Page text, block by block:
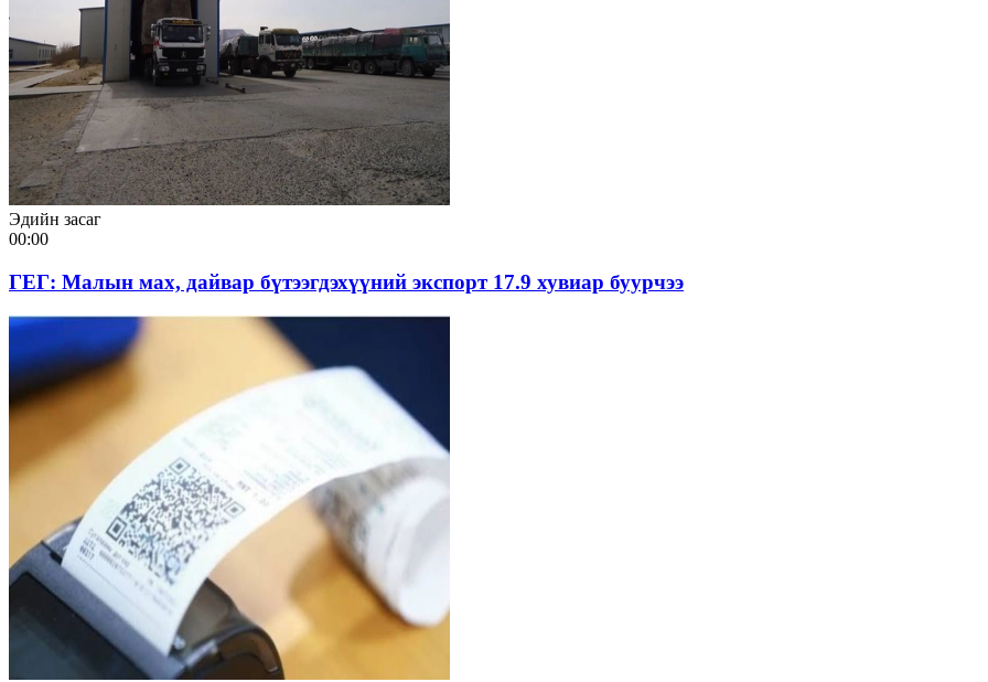
Эдийн засаг
00:00
ГЕГ: Малын мах, дайвар бүтээгдэхүүний экспорт 17.9 хувиар буурчээ